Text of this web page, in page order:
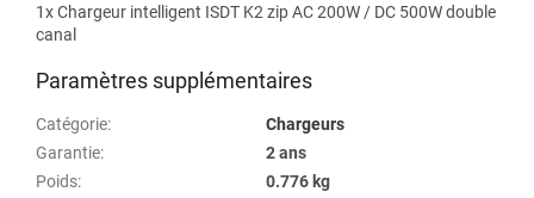
1x Chargeur intelligent ISDT K2 zip AC 200W / DC 500W double
canal
Paramètres supplémentaires
Catégorie:
Chargeurs
Garantie:
2 ans
Poids:
0.776 kg